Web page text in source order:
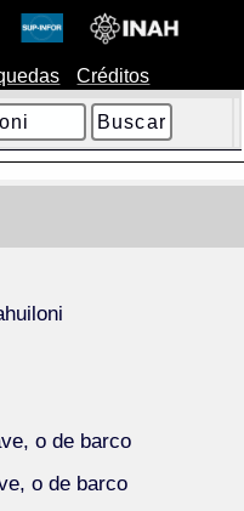
Créditos
o de barco
o de barco